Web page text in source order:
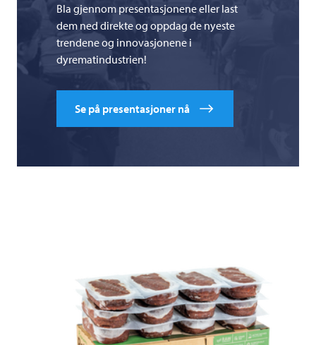
Bla gjennom presentasjonene eller last
dem ned direkte og oppdag de nyeste
trendene og innovasjonene i
dyrematindustrien!
Se på presentasjoner nå